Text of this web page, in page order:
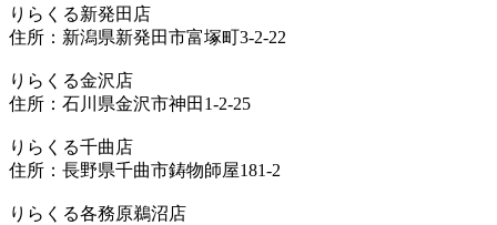
りらくる新発田店
住所：新潟県新発田市富塚町3-2-22
りらくる金沢店
住所：石川県金沢市神田1-2-25
りらくる千曲店
住所：長野県千曲市鋳物師屋181-2
りらくる各務原鵜沼店